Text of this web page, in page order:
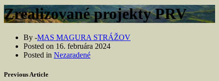
Zrealizované projekty PRV
By -MAS MAGURA STRÁŽOV
Posted on 16. februára 2024
Posted in Nezaradené
Previous Article